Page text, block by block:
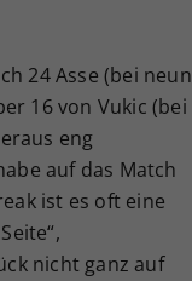
24 Asse (bei neun
16 von Vukic (bei
eng
auf das Match
ist es oft eine
nicht ganz auf